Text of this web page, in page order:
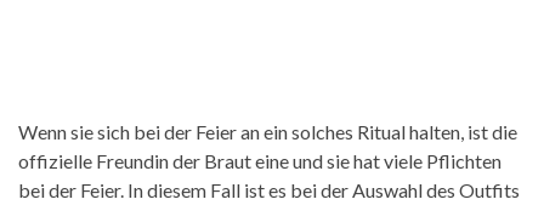
Wenn sie sich bei der Feier an ein solches Ritual halten, ist die
offizielle Freundin der Braut eine und sie hat viele Pflichten
bei der Feier. In diesem Fall ist es bei der Auswahl des Outfits